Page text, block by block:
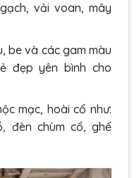
vải voan, mây
be và các gam màu
đẹp yên bình cho
mạc, hoài cổ như:
đèn chùm cổ, ghế